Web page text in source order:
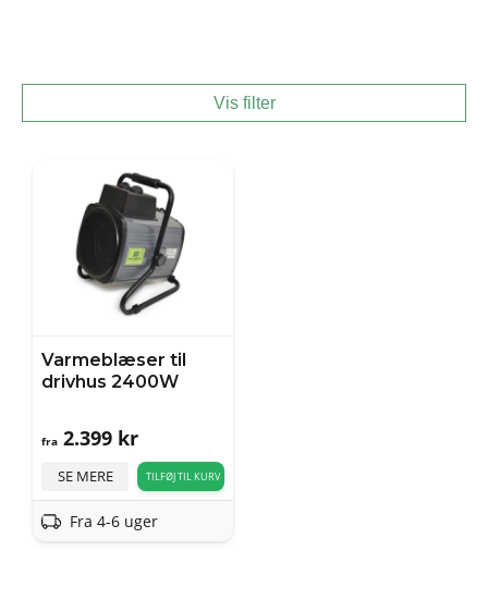
Vis filter
Varmeblæser til
drivhus 2400W
fra 2.399 kr
SE MERE TILFØJ TIL KURV
Fra 4-6 uger